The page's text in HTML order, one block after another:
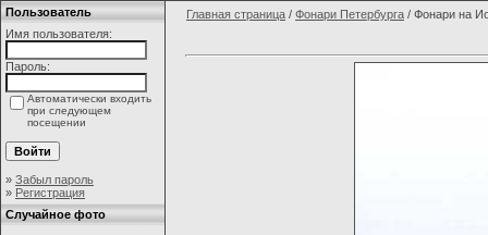
Пользователь
Имя пользователя:
Пароль:
Автоматически входить
при следующем
посещении
» Забыл пароль
» Регистрация
Случайное фото
Главная страница / Фонари Петербурга / Фонари на